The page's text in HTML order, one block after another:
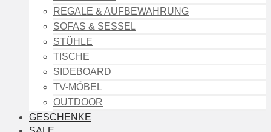
REGALE & AUFBEWAHRUNG
SOFAS & SESSEL
STÜHLE
TISCHE
SIDEBOARD
TV-MÖBEL
OUTDOOR
GESCHENKE